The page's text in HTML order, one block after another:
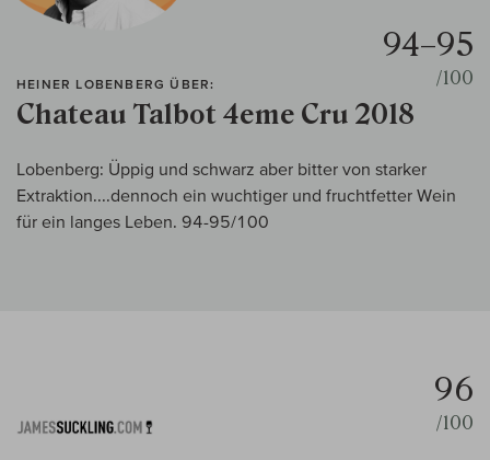
HEINER LOBENBERG ÜBER:
Chateau Talbot 4eme Cru 2018
94–95
/100
Lobenberg: Üppig und schwarz aber bitter von starker
Extraktion....dennoch ein wuchtiger und fruchtfetter Wein
für ein langes Leben. 94-95/100
96
/100